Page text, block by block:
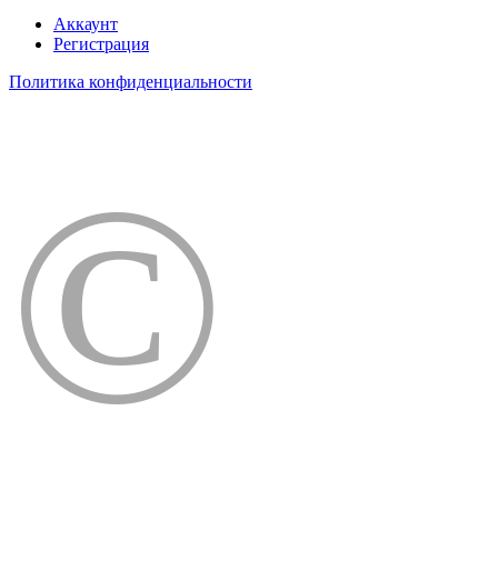
Аккаунт
Регистрация
Политика конфиденциальности
©